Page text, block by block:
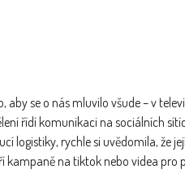
se o nás mluvilo všude – v
řídí komunikaci na sociálních
logistiky, rychle si uvědomila, že
na tiktok nebo videa pro